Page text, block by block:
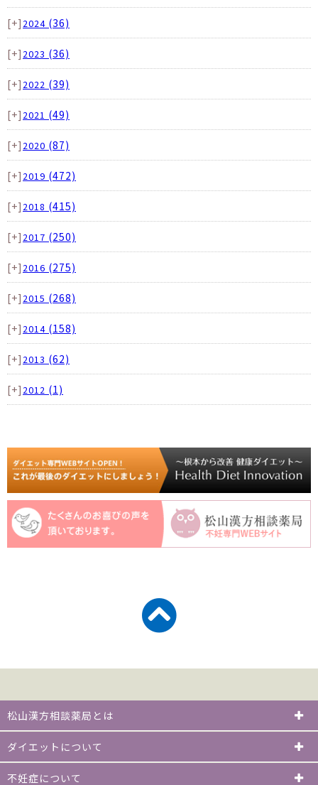
[+] 2024 (36)
[+] 2023 (36)
[+] 2022 (39)
[+] 2021 (49)
[+] 2020 (87)
[+] 2019 (472)
[+] 2018 (415)
[+] 2017 (250)
[+] 2016 (275)
[+] 2015 (268)
[+] 2014 (158)
[+] 2013 (62)
[+] 2012 (1)
松山漢方相談薬局とは
ダイエットについて
不妊症について